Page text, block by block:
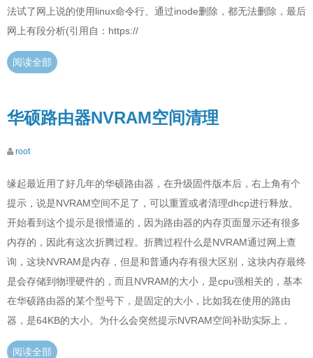
法试了网上说的使用linux命令行、通过inode删除，都无法删除，最后
网上有段分析(引用自：https://
阅读全部
华硕路由器NVRAM空间清理
root
缘起最近用了好几年的华硕路由器，在升级固件版本后，右上角有个
提示，说是NVRAM空间不足了，可以重置或者清理dhcp进行释放。
开始看到这个提示是很懵逼的，因为路由器的内存页面显示还有很多
内存的，因此有这次折腾过程。折腾过程什么是NVRAM通过网上查
询，这块NVRAM是内存，但是和普通内存有很大区别，这块内存最终
是会存储到物理硬件的，而且NVRAM的大小，是cpu强相关的，基本
在华硕路由器的某个型号下，是固定的大小，比如我在使用的路由
器，是64KB的大小。为什么会突然提示NVRAM空间补助实际上，
阅读全部